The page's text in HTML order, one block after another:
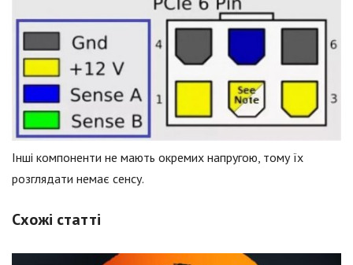
Інші компоненти не мають окремих напругою, тому їх
розглядати немає сенсу.
Схожі статті